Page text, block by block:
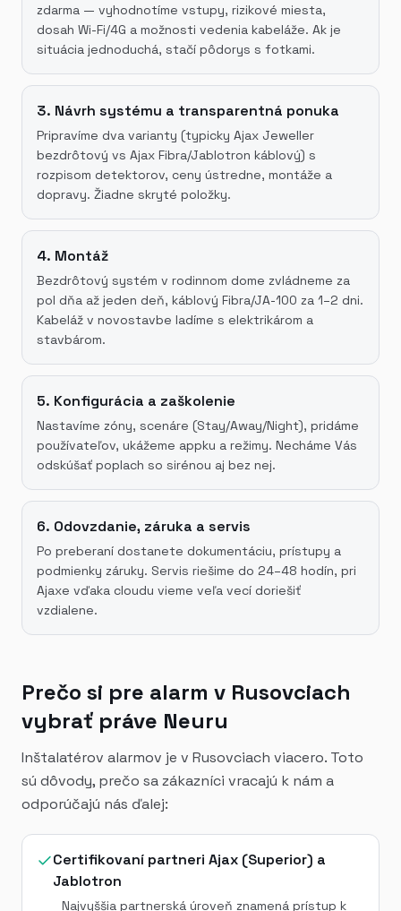
zdarma — vyhodnotíme vstupy, rizikové miesta,
dosah Wi-Fi/4G a možnosti vedenia kabeláže. Ak je
situácia jednoduchá, stačí pôdorys s fotkami.
3. Návrh systému a transparentná ponuka
Pripravíme dva varianty (typicky Ajax Jeweller
bezdrôtový vs Ajax Fibra/Jablotron káblový) s
rozpisom detektorov, ceny ústredne, montáže a
dopravy. Žiadne skryté položky.
4. Montáž
Bezdrôtový systém v rodinnom dome zvládneme za
pol dňa až jeden deň, káblový Fibra/JA-100 za 1–2 dni.
Kabeláž v novostavbe ladíme s elektrikárom a
stavbárom.
5. Konfigurácia a zaškolenie
Nastavíme zóny, scenáre (Stay/Away/Night), pridáme
používateľov, ukážeme appku a režimy. Necháme Vás
odskúšať poplach so sirénou aj bez nej.
6. Odovzdanie, záruka a servis
Po preberaní dostanete dokumentáciu, prístupy a
podmienky záruky. Servis riešime do 24–48 hodín, pri
Ajaxe vďaka cloudu vieme veľa vecí doriešiť
vzdialene.
Prečo si pre alarm v Rusovciach
vybrať práve Neuru
Inštalatérov alarmov je v Rusovciach viacero. Toto
sú dôvody, prečo sa zákazníci vracajú k nám a
odporúčajú nás ďalej:
Certifikovaní partneri Ajax (Superior) a
Jablotron
Najvyššia partnerská úroveň znamená prístup k